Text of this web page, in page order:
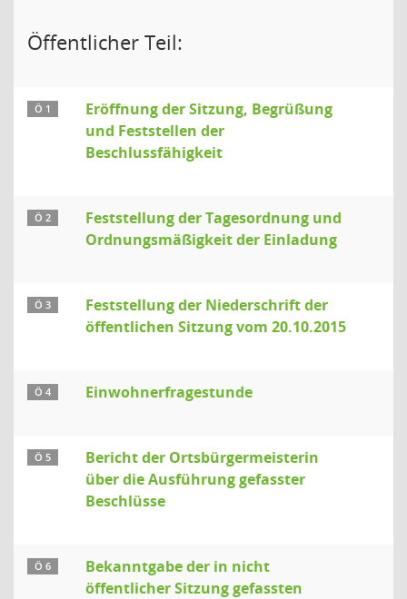
Öffentlicher Teil:
Ö 1
Eröffnung der Sitzung, Begrüßung
und Feststellen der
Beschlussfähigkeit
Ö 2
Feststellung der Tagesordnung und
Ordnungsmäßigkeit der Einladung
Ö 3
Feststellung der Niederschrift der
öffentlichen Sitzung vom 20.10.2015
Ö 4 Einwohnerfragestunde
Ö 5
Bericht der Ortsbürgermeisterin
über die Ausführung gefasster
Beschlüsse
Ö 6
Bekanntgabe der in nicht
öffentlicher Sitzung gefassten